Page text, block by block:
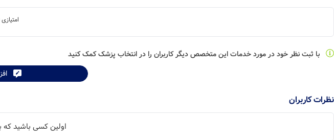
با ثبت نظر خود در مورد خدمات این متخصص دیگر کاربران را در انتخاب پزشک کمک کنید
نظرات کاربران
اولین کسی باشید